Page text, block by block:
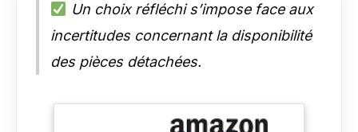
Un choix réfléchi s’impose face aux
incertitudes concernant la disponibilité
des pièces détachées.